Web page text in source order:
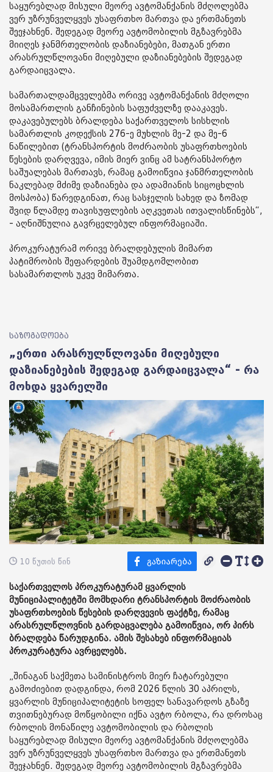
საყურებლად მისული მეორე ავტომანქანის მძღოლებმა
ვერ უზრუნველყვეს უსაფრთხო მართვა და ერთმანეთს
შეეჯახნენ. შედეგად მეორე ავტომობილის მგზავრებმა
მიიღეს ჯანმრთელობის დაზიანებები, მათგან ერთი
არასრულწლოვანი მიღებული დაზიანებების შედეგად
გარდაიცვალა.
სამართალდამცველებმა ორივე ავტომანქანის მძღოლი
მოსამართლის განჩინების საფუძველზე დააკავეს.
დაკავებულებს ბრალდება საქართველოს სისხლის
სამართლის კოდექსის 276-ე მუხლის მე-2 და მე-6
ნაწილებით (ტრანსპორტის მოძრაობის უსაფრთხოების
წესების დარღვევა, იმის მიერ ვინც ამ სატრანსპორტო
საშუალებას მართავს, რამაც გამოიწვია ჯანმრთელობის
ნაკლებად მძიმე დაზიანება და ადამიანის სიცოცხლის
მოსპობა) წარედგინათ, რაც სასჯელის სახედ და ზომად
შვიდ წლამდე თავისუფლების აღკვეთას ითვალისწინებს“,
- აღნიშნულია გავრცელებულ ინფორმაციაში.
პროკურატურამ ორივე ბრალდებულის მიმართ
პატიმრობის შეფარდების შუამდგომლობით
სასამართლოს უკვე მიმართა.
საზოგადოება
„ერთი არასრულწლოვანი მიღებული
დაზიანებების შედეგად გარდაიცვალა“ - რა
მოხდა ყვარელში
10 წუთის წინ
საქართველოს პროკურატურამ ყვარლის
მუნიციპალიტეტში მომხდარი ტრანსპორტის მოძრაობის
უსაფრთხოების წესების დარღვევის ფაქტზე, რამაც
არასრულწლოვნის გარდაცვალება გამოიწვია, ორ პირს
ბრალდება წარუდგინა. ამის შესახებ ინფორმაციას
პროკურატურა ავრცელებს.
„შინაგან საქმეთა სამინისტროს მიერ ჩატარებული
გამოძიებით დადგინდა, რომ 2026 წლის 30 აპრილს,
ყვარლის მუნიციპალიტეტის სოფელ სანავარდოს გზაზე
თვითნებურად მოწყობილი იქნა ავტო რბოლა, რა დროსაც
რბოლის მონაწილე ავტომობილის და რბოლის
საყურებლად მისული მეორე ავტომანქანის მძღოლებმა
ვერ უზრუნველყვეს უსაფრთხო მართვა და ერთმანეთს
შეეჯახნენ. შედეგად მეორე ავტომობილის მგზავრებმა